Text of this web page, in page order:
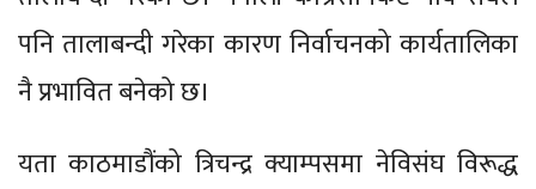
पनि तालाबन्दी गरेका कारण निर्वाचनको कार्यतालिका
नै प्रभावित बनेको छ।
यता काठमाडौंको त्रिचन्द्र क्याम्पसमा नेविसंघ विरूद्ध